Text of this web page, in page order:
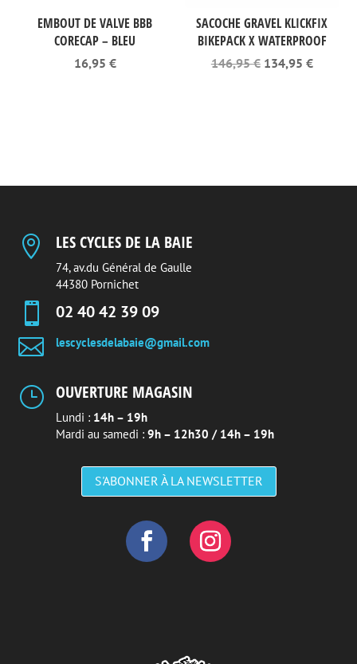
EMBOUT DE VALVE BBB
CORECAP – BLEU
16,95 €
SACOCHE GRAVEL KLICKFIX
BIKEPACK X WATERPROOF
146,95€ Le
134,95 €Le
 LES CYCLES DE LA BAIE
74, av.du Général de Gaulle
44380 Pornichet
 02 40 42 39 09
 lescyclesdelabaie@gmail.com
} OUVERTURE MAGASIN
Lundi : 14h – 19h
Mardi au samedi : 9h – 12h30 / 14h – 19h
S'ABONNER À LA NEWSLETTER